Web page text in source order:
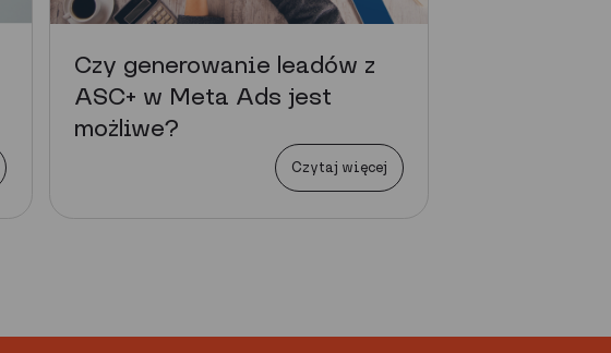
Czy generowanie leadów z
ASC+ w Meta Ads jest
możliwe?
Czytaj więcej